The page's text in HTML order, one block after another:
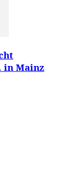
in Mainz